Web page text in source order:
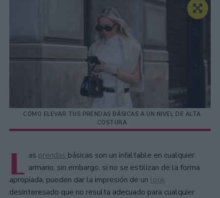
CÓMO ELEVAR TUS PRENDAS BÁSICAS A UN NIVEL DE ALTA
COSTURA
L as prendas básicas son un infaltable en cualquier
armario, sin embargo, si no se estilizan de la forma
apropiada, pueden dar la impresión de un look
desinteresado que no resulta adecuado para cualquier